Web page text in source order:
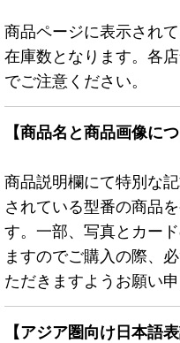
商品ページに表示され
在庫数となります。各
でご注意ください。
【商品名と商品画像につ
商品説明欄にて特別な
されている型番の商品
す。一部、写真とカー
ますのでご購入の際、
ただきますようお願い申
【アジア圏向け日本語